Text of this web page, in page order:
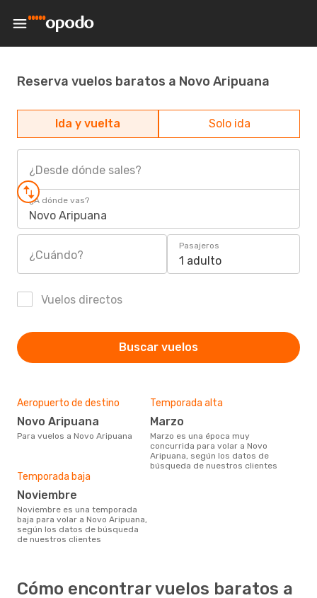
Reserva vuelos baratos a Novo Aripuana
Ida y vuelta Solo ida
¿Desde dónde sales?
¿A dónde vas?
Novo Aripuana
¿Cuándo?
Pasajeros
1 adulto
Vuelos directos
Buscar vuelos
Aeropuerto de destino
Novo Aripuana
Para vuelos a Novo Aripuana
Temporada alta
marzo
marzo es una época muy
concurrida para volar a Novo
Aripuana, según los datos de
búsqueda de nuestros clientes
Temporada baja
noviembre
noviembre es una temporada
baja para volar a Novo Aripuana,
según los datos de búsqueda
de nuestros clientes
Cómo encontrar vuelos baratos a